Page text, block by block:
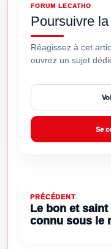
FORUM LECATHO
Poursuivre
Réagissez à cet
ouvrez un sujet
Se
PRÉCÉDENT
Le bon et saint
connu sous le